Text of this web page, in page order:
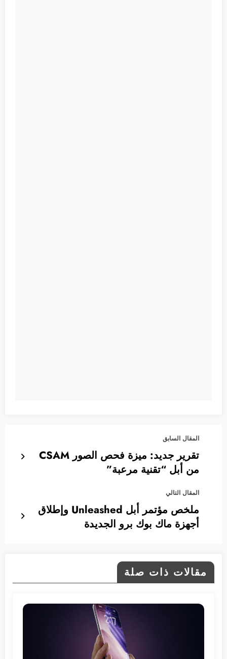
المقال السابق
تقرير جديد: ميزة فحص الصور CSAM
من أبل “تقنية مرعبة”
المقال التالي
ملخص مؤتمر أبل Unleashed وإطلاق
أجهزة ماك بوك برو الجديدة
مقالات ذات صلة